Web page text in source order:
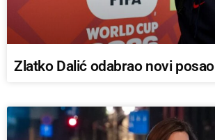
Zlatko Dalić odabrao novi posao